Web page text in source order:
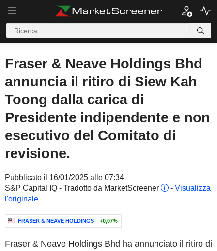
Fraser & Neave Holdings Bhd
annuncia il ritiro di Siew Kah
Toong dalla carica di
Presidente indipendente e non
esecutivo del Comitato di
revisione.
Pubblicato il 16/01/2025 alle 07:34
S&P Capital IQ - Tradotto da MarketScreener
- Visualizza
l'originale
FRASER & NEAVE HOLDINGS +0,07%
Fraser & Neave Holdings Bhd ha annunciato il ritiro di